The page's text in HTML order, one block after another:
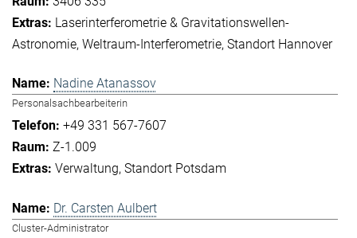
Laserinterferometrie & Gravitationswellen-
Astronomie Weltraum-Interferometrie Standort Hannover
Nadine Atanassov
Personalsachbearbeiterin
+49 331 567-7607
Z-1.009
Verwaltung Standort Potsdam
Dr. Carsten Aulbert
Cluster-Administrator